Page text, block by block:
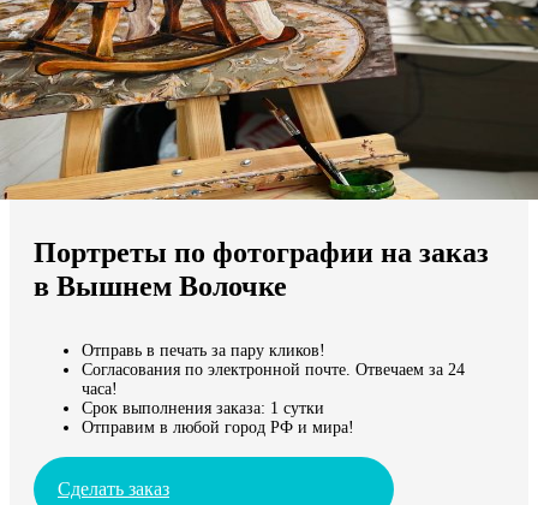
Мы доставляем по всему миру
Продолжить без города
Портреты по фотографии на заказ
в Вышнем Волочке
Отправь в печать за пару кликов!
Согласования по электронной почте. Отвечаем за 24
часа!
Срок выполнения заказа: 1 сутки
Отправим в любой город РФ и мира!
Сделать заказ